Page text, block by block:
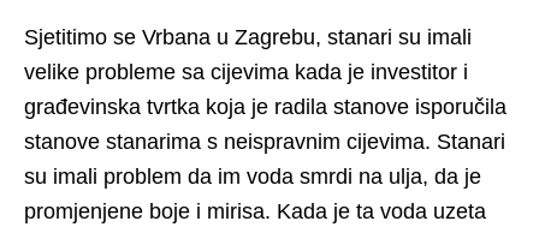
Sjetitimo se Vrbana u Zagrebu, stanari su imali
velike probleme sa cijevima kada je investitor i
građevinska tvrtka koja je radila stanove isporučila
stanove stanarima s neispravnim cijevima. Stanari
su imali problem da im voda smrdi na ulja, da je
promjenjene boje i mirisa. Kada je ta voda uzeta